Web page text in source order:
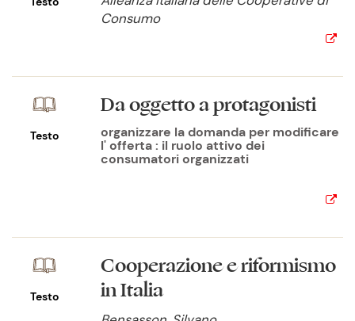
Consumo
Testo
Da oggetto a protagonisti
organizzare la domanda per modificare
l' offerta : il ruolo attivo dei
consumatori organizzati
Testo
Cooperazione e riformismo
in Italia